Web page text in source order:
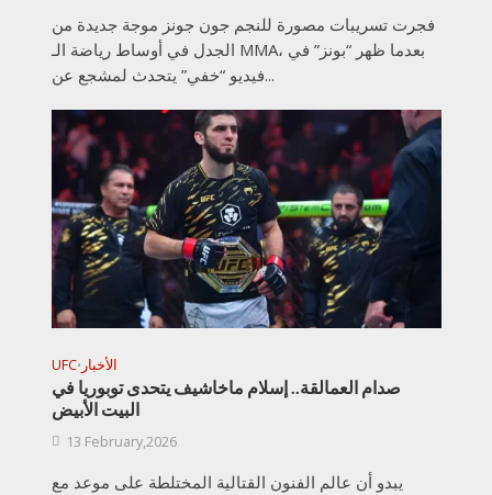
فجرت تسريبات مصورة للنجم جون جونز موجة جديدة من
الجدل في أوساط رياضة الـ MMA، بعدما ظهر “بونز” في
فيديو “خفي” يتحدث لمشجع عن...
UFC• الأخبار
صدام العمالقة.. إسلام ماخاشيف يتحدى توبوريا في
البيت الأبيض
13 February,2026
يبدو أن عالم الفنون القتالية المختلطة على موعد مع